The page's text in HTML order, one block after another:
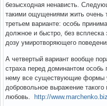
безысходная ненависть.
такими ощущениями жить очень
третьем варианте: особь
должное и быстро, без
дозу умиротворяющего
А четвертый вариант вообще
страха перед доминантом особь
нему все существующие формы
добровольное выражение такого
любовь.
http://